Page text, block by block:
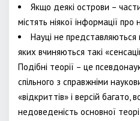
Якщо деякі острови –
містять ніякої інформації про
Науці не представляються
яких вчиняються такі
Подібні теорії – це
спільного з справжніми
«відкриттів» і версій багато,
недоведеність основної